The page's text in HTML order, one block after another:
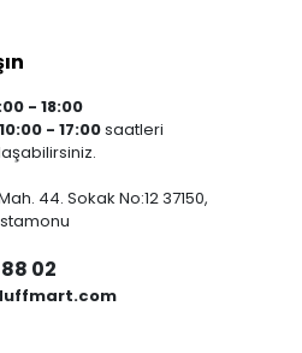
- 18:00
10:00 - 17:00saatleri
44. Sokak No:12 37150,
02